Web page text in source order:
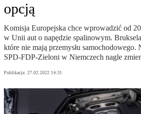
opcją
Komisja Europejska chce wprowadzić od
w Unii aut o napędzie spalinowym.
które nie mają przemysłu
SPD-FDP-Zieloni w Niemczech nagle
Publikacja: 27.02.2022 14:31